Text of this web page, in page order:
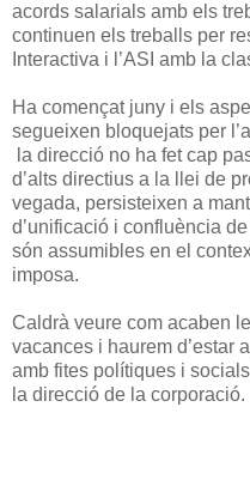
acords salarials amb els
continuen els treballs per
Interactiva i l’ASI amb la
Ha començat juny i els
segueixen bloquejats per
la direcció no ha fet cap
d’alts directius a la llei de
vegada, persisteixen a
d’unificació i confluència
són assumibles en el
imposa.
Caldrà veure com acaben
vacances i haurem d’estar
amb fites polítiques i
la direcció de la corporació.